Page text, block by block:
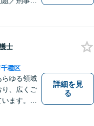
り事でも
休日面
今池駅3
士
種区
らゆる領域
り、広くご
ます。ご
詳細を見
る